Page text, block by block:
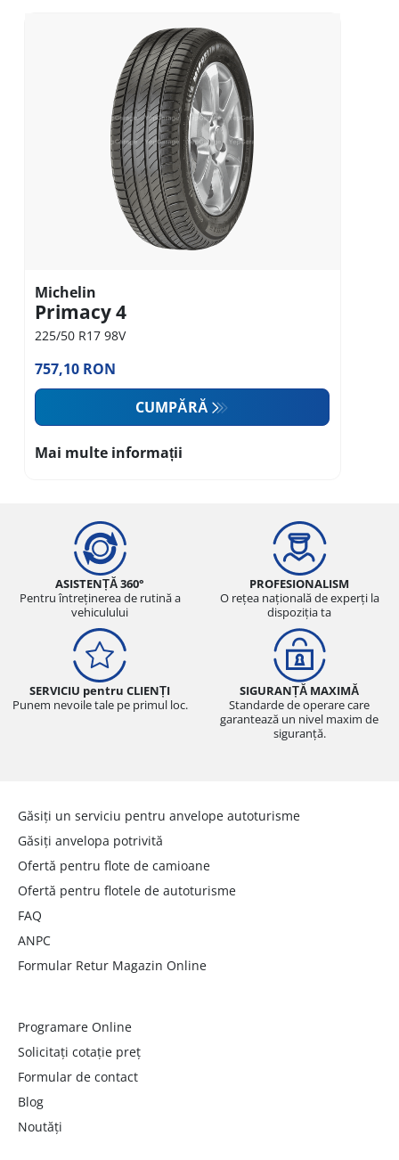
Michelin
Primacy 4
225/50 R17 98V
757,10 RON
CUMPĂRĂ
Mai multe informații
ASISTENȚĂ 360°
Pentru întreținerea de rutină a
vehiculului
PROFESIONALISM
O rețea națională de experți la
dispoziția ta
SERVICIU pentru CLIENȚI
Punem nevoile tale pe primul loc.
SIGURANȚĂ MAXIMĂ
Standarde de operare care
garantează un nivel maxim de
siguranță.
Găsiți un serviciu pentru anvelope autoturisme
Găsiți anvelopa potrivită
Ofertă pentru flote de camioane
Ofertă pentru flotele de autoturisme
FAQ
ANPC
Formular Retur Magazin Online
Programare Online
Solicitați cotație preț
Formular de contact
Blog
Noutăți